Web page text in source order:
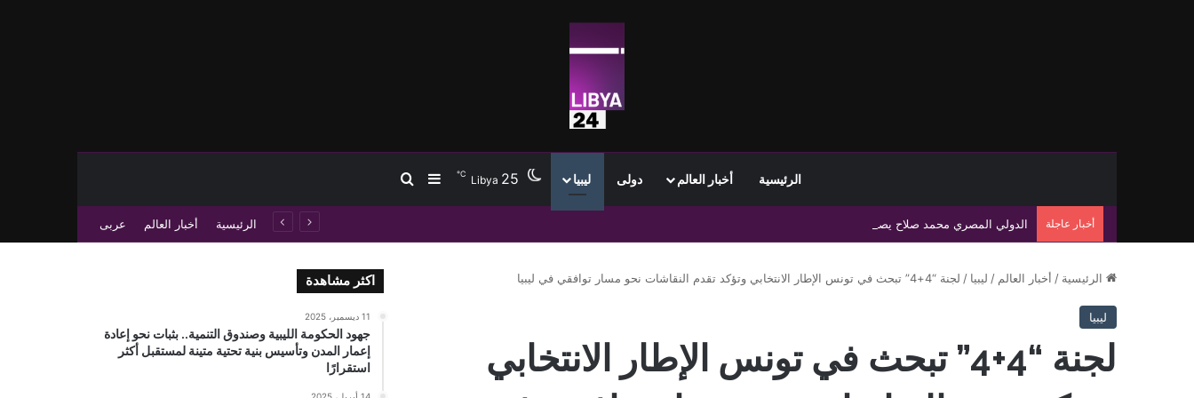
الرئيسية أخبار العالم دولى ليبيا Libya 25
℃ إضافة عمود جانبي
بحث عن
أخبار عاجلة الدولي المصري محمد صلاح يصل تركيا تمهيدًا لإتمام انتقاله إلى طرابزون سبور وسط استقبال جماهيري واسع الرئيسية أخبار العالم عربى
الرئيسية / أخبار العالم / ليبيا / لجنة “4+4” تبحث في تونس الإطار الانتخابي وتؤكد تقدم النقاشات نحو مسار توافقي في ليبيا
ليبيا
لجنة “4+4” تبحث في تونس الإطار الانتخابي
اكثر مشاهدة
11 ديسمبر، 2025
جهود الحكومة الليبية وصندوق التنمية.. بثبات نحو إعادة
إعمار المدن وتأسيس بنية تحتية متينة لمستقبل أكثر
استقرارًا